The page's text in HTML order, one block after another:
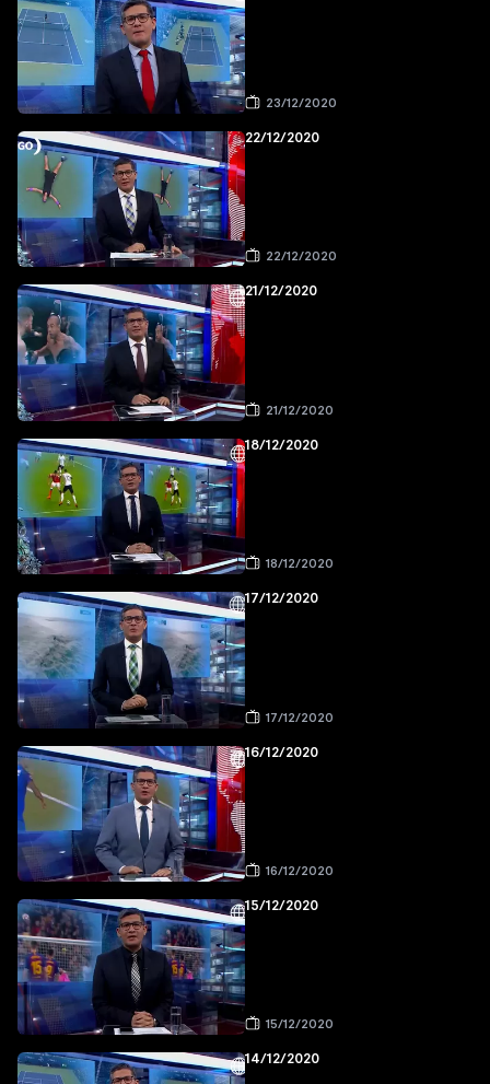
23/12/2020
22/12/2020
22/12/2020
21/12/2020
21/12/2020
18/12/2020
18/12/2020
17/12/2020
17/12/2020
16/12/2020
16/12/2020
15/12/2020
15/12/2020
14/12/2020